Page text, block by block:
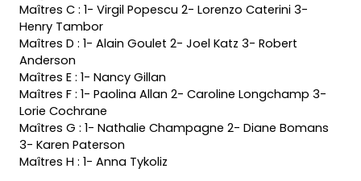
Maîtres C : 1- Virgil Popescu 2- Lorenzo Caterini 3-
Henry Tambor
Maîtres D : 1- Alain Goulet 2- Joel Katz 3- Robert
Anderson
Maîtres E : 1- Nancy Gillan
Maîtres F : 1- Paolina Allan 2- Caroline Longchamp 3-
Lorie Cochrane
Maîtres G : 1- Nathalie Champagne 2- Diane Bomans
3- Karen Paterson
Maîtres H : 1- Anna Tykoliz